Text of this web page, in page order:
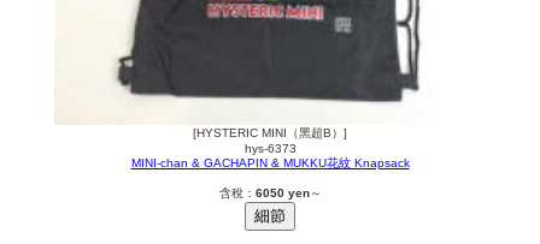
[HYSTERIC MINI（黑超B）]
hys-6373
MINI-chan & GACHAPIN & MUKKU花紋 Knapsack
含稅： 6050 yen～